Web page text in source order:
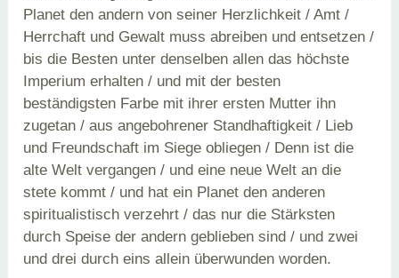
Planet den andern von seiner Herzlichkeit / Amt /
Herrchaft und Gewalt muss abreiben und entsetzen /
bis die Besten unter denselben allen das höchste
Imperium erhalten / und mit der besten
beständigsten Farbe mit ihrer ersten Mutter ihn
zugetan / aus angebohrener Standhaftigkeit / Lieb
und Freundschaft im Siege obliegen / Denn ist die
alte Welt vergangen / und eine neue Welt an die
stete kommt / und hat ein Planet den anderen
spiritualistisch verzehrt / das nur die Stärksten
durch Speise der andern geblieben sind / und zwei
und drei durch eins allein überwunden worden.